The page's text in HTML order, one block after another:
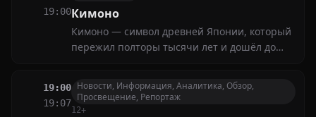
19:00Кимоно
Кимоно — символ древней Японии, который
пережил полторы тысячи лет и дошёл до
его как форму, знак верности сюзерену, до
куртизанок, — это символ, объединяющий
поколения и отражающий историю
19:00
19:07
Новости, Информация, Аналитика, Обзор,
Просвещение, Репортаж
12+